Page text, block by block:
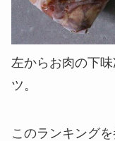
左からお肉の下
ツ。
このランキング